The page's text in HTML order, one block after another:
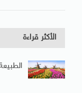
الأكثر قراءة